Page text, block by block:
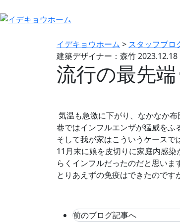
イデキョウホーム > スタッフブロ
建築デザイナー：森竹2023.12.18
流行の最先端
気温も急激に下がり、なかなか布
巷ではインフルエンザが猛威をふ
そして我が家はこういうケースで
11月末に娘を皮切りに家庭内感
らくインフルだったのだと思いま
とりあえずの免疫はできたのです
前のブログ記事へ